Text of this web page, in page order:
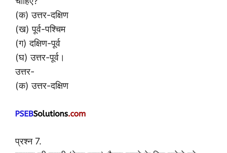
(क) उत्तर-दक्षिण
(ख) पूर्व-पश्चिम
(ग) दक्षिण-पूर्व
(घ) उत्तर-पूर्व।
उत्तर-
(क) उत्तर-दक्षिण
प्रश्न 7.